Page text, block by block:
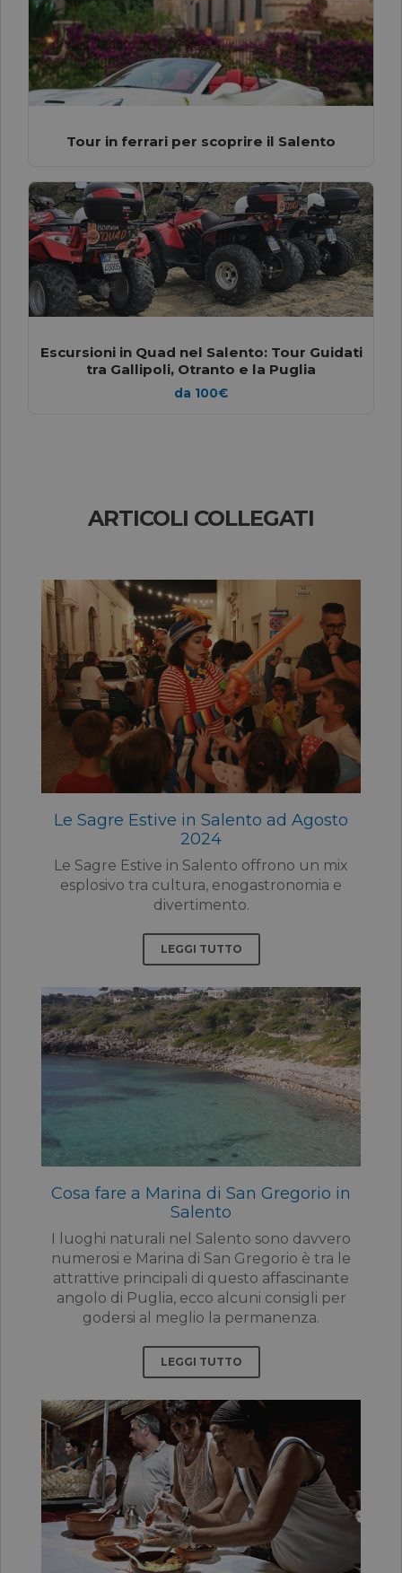
Tour in ferrari per scoprire il Salento
Escursioni in Quad nel Salento: Tour Guidati
tra Gallipoli, Otranto e la Puglia
da 100€
ARTICOLI COLLEGATI
Le Sagre Estive in Salento ad Agosto
2024
Le Sagre Estive in Salento offrono un mix
esplosivo tra cultura, enogastronomia e
divertimento.
LEGGI TUTTO
Cosa fare a Marina di San Gregorio in
Salento
I luoghi naturali nel Salento sono davvero
numerosi e Marina di San Gregorio è tra le
attrattive principali di questo affascinante
angolo di Puglia, ecco alcuni consigli per
godersi al meglio la permanenza.
LEGGI TUTTO